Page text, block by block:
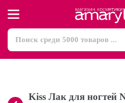
Kiss Лак для ногтей